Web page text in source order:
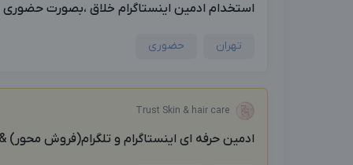
استخدام ادمین اینستاگرام خلاق ،بصورت حضوری
تهران حضوری
Trust Skin & hair care
ادمين حرفه اى اينستاگرام و تلگرام(فروش محور)